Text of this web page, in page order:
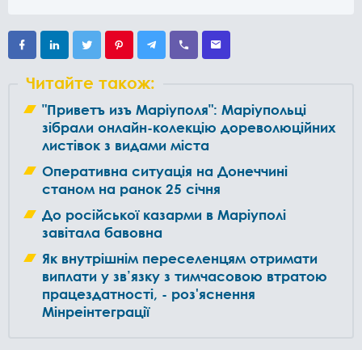
Читайте також:
"Приветъ изъ Маріуполя": Маріупольці
зібрали онлайн-колекцію дореволюційних
листівок з видами міста
Оперативна ситуація на Донеччині
станом на ранок 25 січня
До російської казарми в Маріуполі
завітала бавовна
Як внутрішнім переселенцям отримати
виплати у зв’язку з тимчасовою втратою
працездатності, - роз'яснення
Мінреінтеграції